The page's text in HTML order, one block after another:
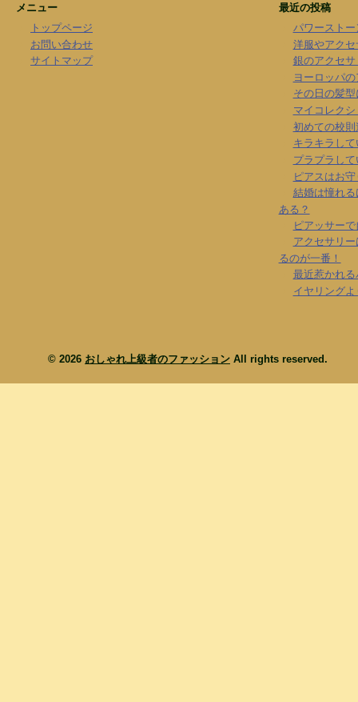
メニュー
トップページ
お問い合わせ
サイトマップ
最近の投稿
パワースト
洋服やアク
銀のアクセ
ヨーロッパ
その日の髪
マイコレク
初めての校
キラキラし
プラプラし
ピアスはお
結婚は憧れ
ある？
ピアッサー
アクセサリ
るのが一番！
最近惹かれ
イヤリング
© 2026 おしゃれ上級者のファッション All rights reserved.